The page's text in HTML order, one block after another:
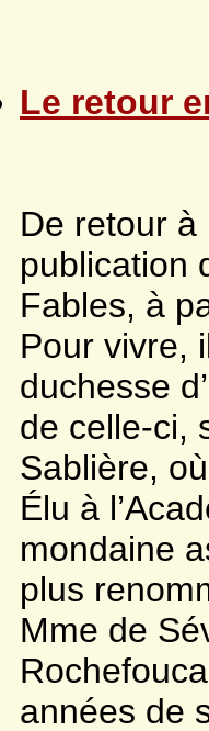
Le retour
De retour
publication
Fables, à
Pour vivre,
duchesse
de celle-ci,
Sablière,
Élu à
mondaine
plus
Mme de
années de